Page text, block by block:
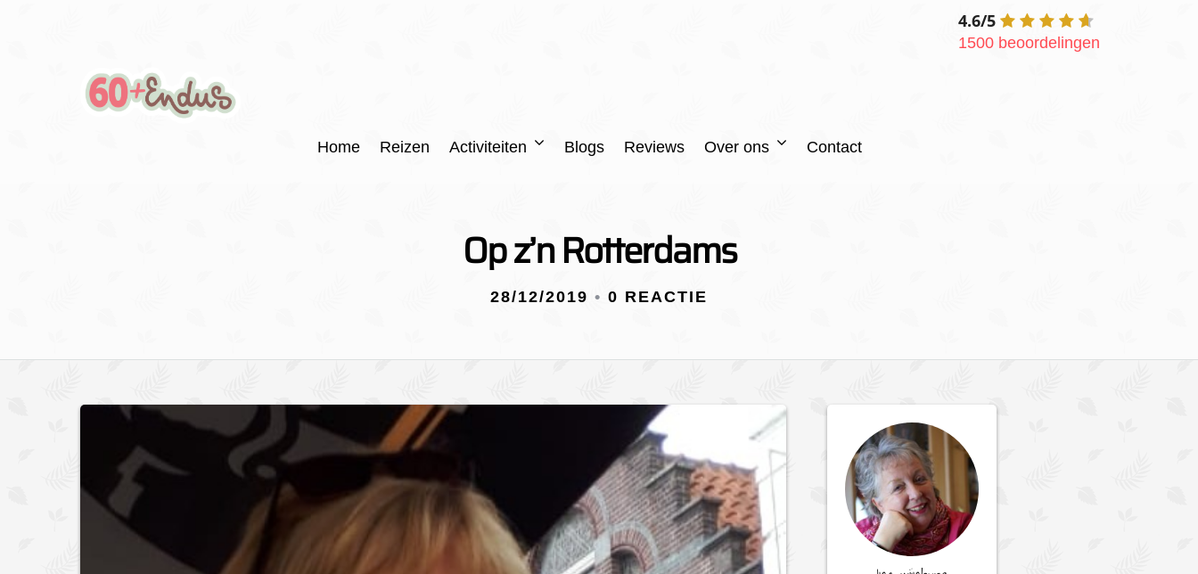
4.6/5
1500 beoordelingen
Home Reizen Activiteiten Blogs Reviews Over ons Contact
Op z’n Rotterdams
28/12/2019 • 0 REACTIE